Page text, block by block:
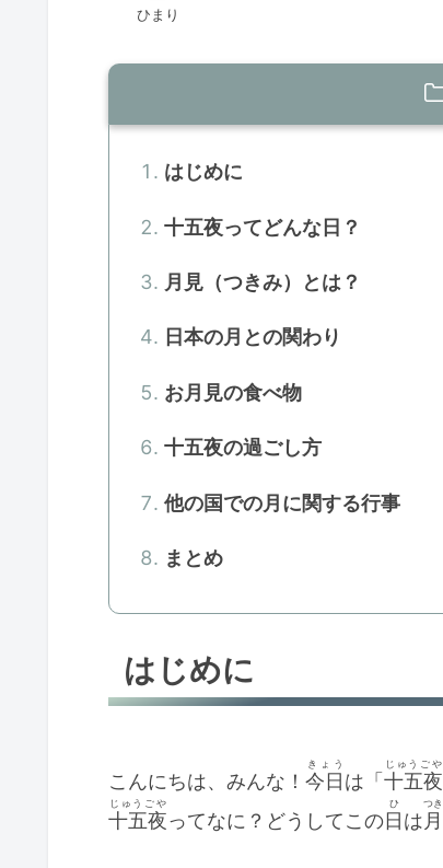
ひまり
はじめに
十五夜ってどんな日？
月見（つきみ）とは？
日本の月との関わり
お月見の食べ物
十五夜の過ごし方
他の国での月に関する行事
まとめ
はじめに
こんにちは、みんな！ 今日
きょう
は「 十五夜
じゅうごや
十五夜
じゅうごや
ってなに？どうしてこの日
ひ
は 月
つき